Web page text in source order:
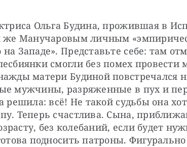
Ольга Будина, прожившая в
же Манучаровым личным
Западе». Представьте себе: там
смогли без помех провести
матери Будиной повстречался
мужчины, разряженные в пух и
решила: всё! Не такой судьбы она
Теперь счастлива. Сына,
без колебаний, если будет
подносить патроны.